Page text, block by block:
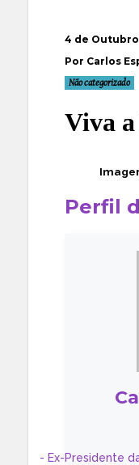
4 de
Por Carlos
Não categorizado
Viva
Perfil
- Ex-Presidente